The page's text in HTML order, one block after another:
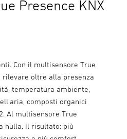
Presence KNX
Con il multisensore True
rilevare oltre alla presenza
temperatura ambiente,
composti organici
Al multisensore True
nulla. Il risultato: più